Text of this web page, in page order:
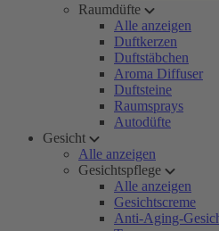
Raumdüfte
Alle anzeigen
Duftkerzen
Duftstäbchen
Aroma Diffuser
Duftsteine
Raumsprays
Autodüfte
Gesicht
Alle anzeigen
Gesichtspflege
Alle anzeigen
Gesichtscreme
Anti-Aging-